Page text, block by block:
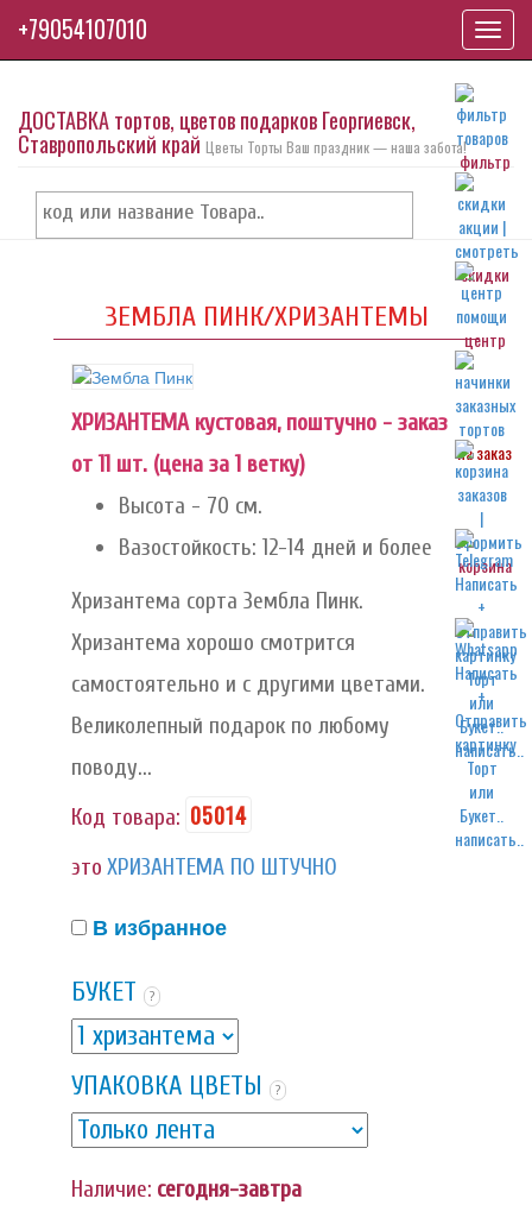
фильтр
скидки
центр
на заказ
корзина
написать..
написать..
ДОСТАВКА тортов, цветов подарков Георгиевск,
Ставропольский край Цветы Торты Ваш праздник — наша забота!
ЗЕМБЛА ПИНК/ХРИЗАНТЕМЫ
ХРИЗАНТЕМА кустовая, поштучно - заказ
от 11 шт. (цена за 1 ветку)
Высота - 70 см.
Вазостойкость: 12-14 дней и более
Хризантема сорта Зембла Пинк.
Хризантема хорошо смотрится
самостоятельно и с другими цветами.
Великолепный подарок по любому
поводу...
Код товара: 05014
это ХРИЗАНТЕМА ПО ШТУЧНО
В избранное
БУКЕТ ?
УПАКОВКА ЦВЕТЫ ?
Наличие: сегодня-завтра
+79054107010